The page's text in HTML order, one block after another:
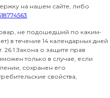
на нашем сайте, либо
не подошедший по каким-
в течение 14 календарных дней
26.1 Закона о защите прав
только в случае, если
сохранен его
свойства,